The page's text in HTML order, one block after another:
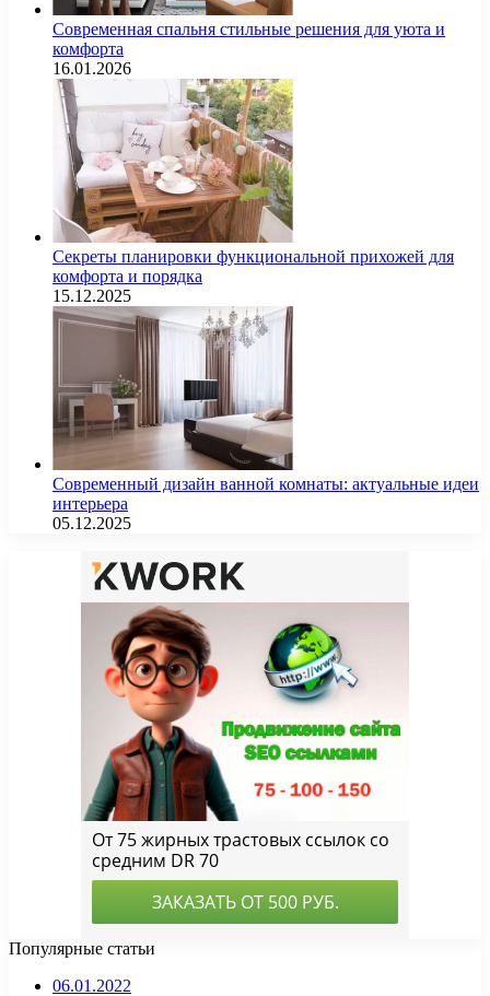
Современная спальня стильные решения для уюта и
комфорта
16.01.2026
Секреты планировки функциональной прихожей для
комфорта и порядка
15.12.2025
Современный дизайн ванной комнаты: актуальные идеи
интерьера
05.12.2025
Популярные статьи
06.01.2022